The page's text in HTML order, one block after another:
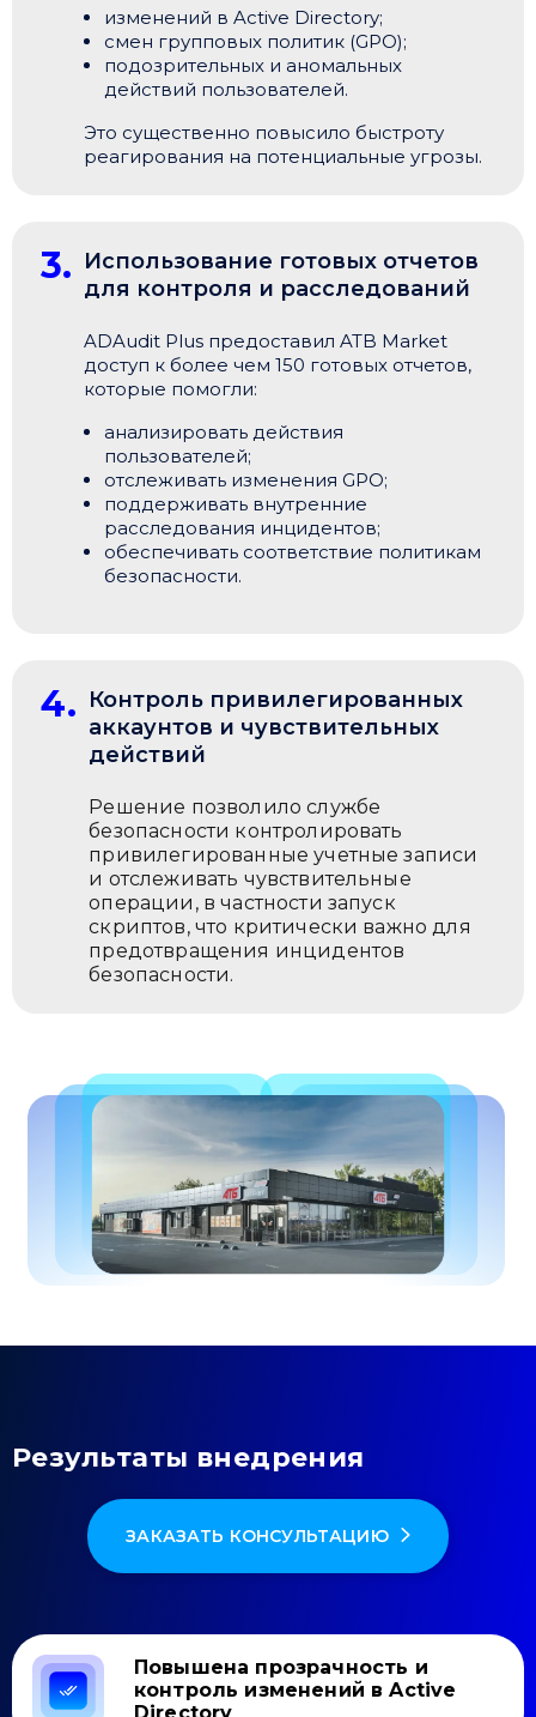
изменений в Active Directory;
смен групповых политик (GPO);
подозрительных и аномальных
действий пользователей.
Это существенно повысило быстроту
реагирования на потенциальные угрозы.
3. Использование готовых отчетов
для контроля и расследований
ADAudit Plus предоставил ATB Market
доступ к более чем 150 готовых отчетов,
которые помогли:
анализировать действия
пользователей;
отслеживать изменения GPO;
поддерживать внутренние
расследования инцидентов;
обеспечивать соответствие политикам
безопасности.
4. Контроль привилегированных
аккаунтов и чувствительных
действий
Решение позволило службе
безопасности контролировать
привилегированные учетные записи
и отслеживать чувствительные
операции, в частности запуск
скриптов, что критически важно для
предотвращения инцидентов
безопасности.
Результаты внедрения
ЗАКАЗАТЬ КОНСУЛЬТАЦИЮ
Повышена прозрачность и
контроль изменений в Active
Надіслати повідомлення